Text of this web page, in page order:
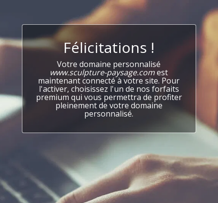
Félicitations !
Votre domaine personnalisé
www.sculpture-paysage.comest
maintenant connecté à votre site. Pour
l'activer, choisissez l'un de nos forfaits
premium qui vous permettra de profiter
pleinement de votre domaine
personnalisé.